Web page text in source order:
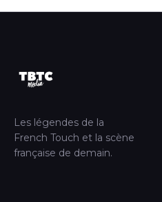
Les légendes de la
French Touch et la scène
française de demain.